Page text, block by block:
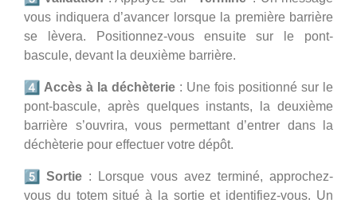
vous indiquera d’avancer lorsque la première barrière
se lèvera. Positionnez-vous ensuite sur le pont-
bascule, devant la deuxième barrière.
Accès à la déchèterie : Une fois positionné sur le
pont-bascule, après quelques instants, la deuxième
barrière s’ouvrira, vous permettant d’entrer dans la
déchèterie pour effectuer votre dépôt.
Sortie : Lorsque vous avez terminé, approchez-
vous du totem situé à la sortie et identifiez-vous. Un